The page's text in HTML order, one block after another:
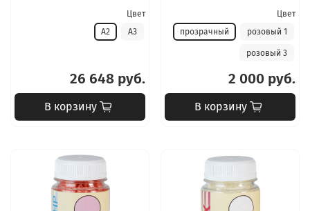
Цвет
A2
A3
26 648 руб.
В корзину
Цвет
прозрачный
розовый 1
розовый 3
2 000 руб.
В корзину